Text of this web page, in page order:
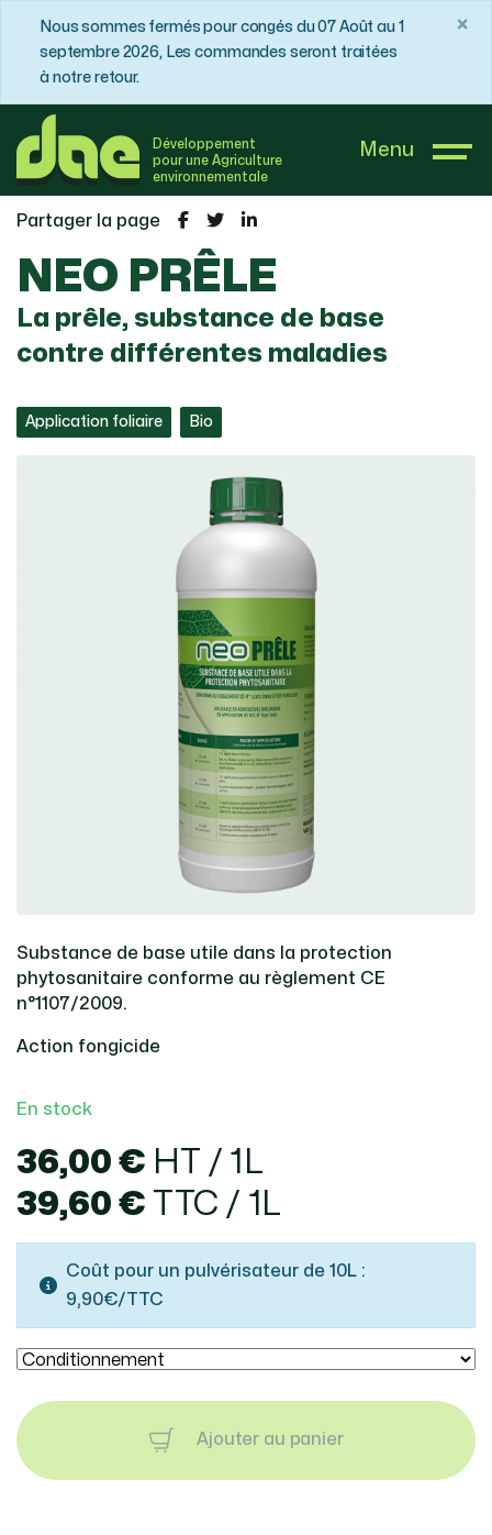
Nous sommes fermés pour congés du 07 Août au 1
septembre 2026, Les commandes seront traitées
à notre retour.
×
Développement
pour une Agriculture
environnementale
Menu
DAE France
NEO PRÊLE
Partager la page
NEO PRÊLE
La prêle, substance de base
contre différentes maladies
Application foliaire Bio
Substance de base utile dans la protection
phytosanitaire conforme au règlement CE
n°1107/2009.
Action fongicide
En stock
36,00 € HT / 1L
39,60 € TTC / 1L
Coût pour un pulvérisateur de 10L :
9,90€/TTC
Ajouter au panier